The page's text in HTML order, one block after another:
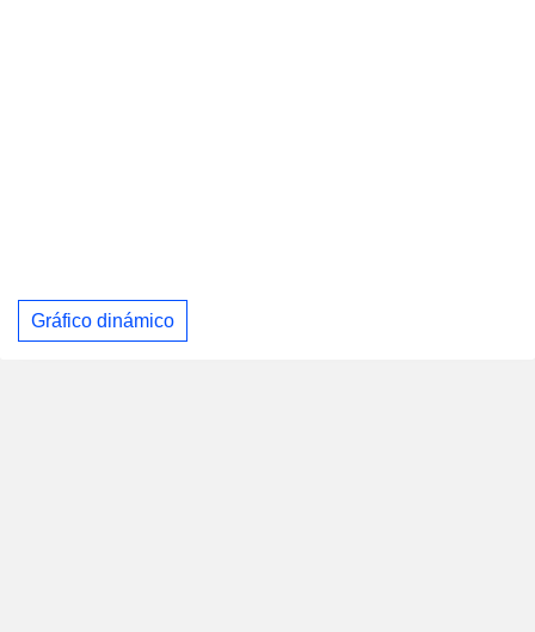
Gráfico dinámico